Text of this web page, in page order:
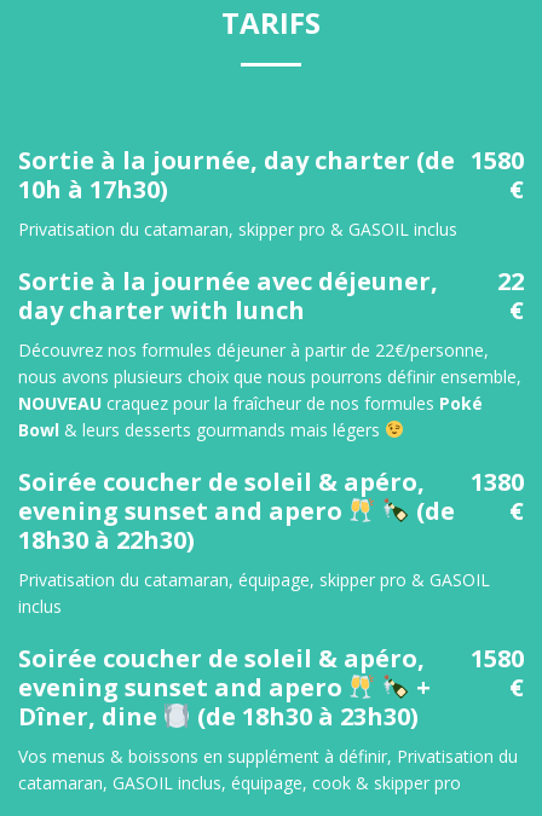
TARIFS
Sortie à la journée, day charter (de
10h à 17h30)
1580
€
Privatisation du catamaran, skipper pro & GASOIL inclus
Sortie à la journée avec déjeuner,
day charter with lunch
22
€
Découvrez nos formules déjeuner à partir de 22€/personne,
nous avons plusieurs choix que nous pourrons définir ensemble,
NOUVEAU craquez pour la fraîcheur de nos formules Poké
Bowl & leurs desserts gourmands mais légers
Soirée coucher de soleil & apéro,
evening sunset and apero
(de
18h30 à 22h30)
1380
€
Privatisation du catamaran, équipage, skipper pro & GASOIL
inclus
Soirée coucher de soleil & apéro,
evening sunset and apero
+
Dîner, dine
(de 18h30 à 23h30)
1580
€
Vos menus & boissons en supplément à définir, Privatisation du
catamaran, GASOIL inclus, équipage, cook & skipper pro